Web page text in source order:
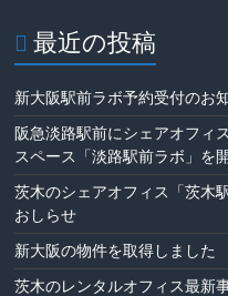
最近の投稿
新大阪駅前ラボ予約受付のお
阪急淡路駅前にシェアオフィ
スペース「淡路駅前ラボ」を
茨木のシェアオフィス「茨木
おしらせ
新大阪の物件を取得しました
茨木のレンタルオフィス最新